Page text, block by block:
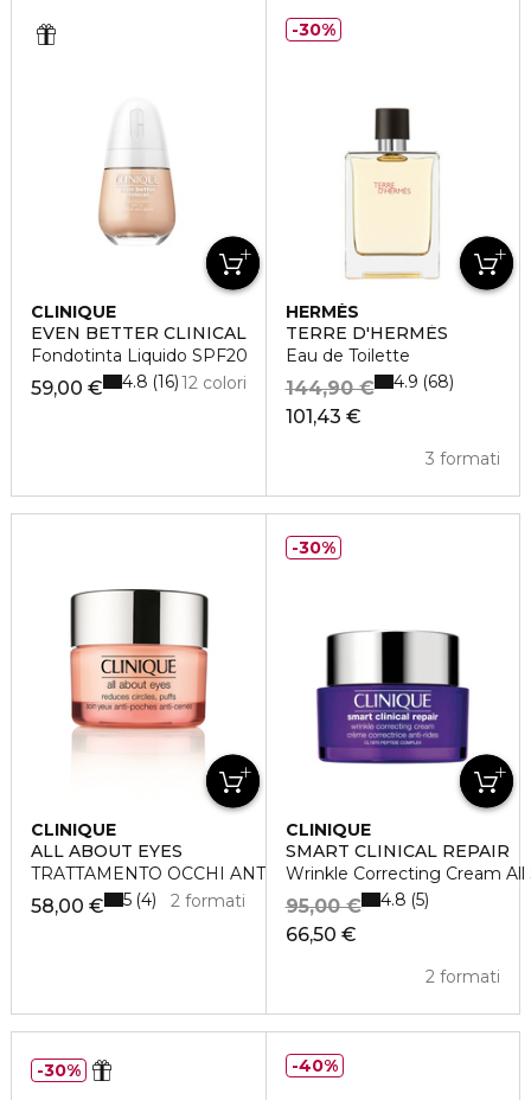
CLINIQUE
EVEN BETTER CLINICAL
Fondotinta Liquido SPF20
59,00 € 12 colori
4.8 16
HERMÈS
TERRE D'HERMÈS
Eau de Toilette
101,43 €
144,90 €
3 formati
4.9 68
30%
CLINIQUE
ALL ABOUT EYES
TRATTAMENTO OCCHI ANTI-BORSE ANTI-OCCHIAIE
58,00 € 2 formati
5 4
CLINIQUE
SMART CLINICAL REPAIR
Wrinkle Correcting Cream All
66,50 €
95,00 €
2 formati
4.8 5
30%
30% 40%